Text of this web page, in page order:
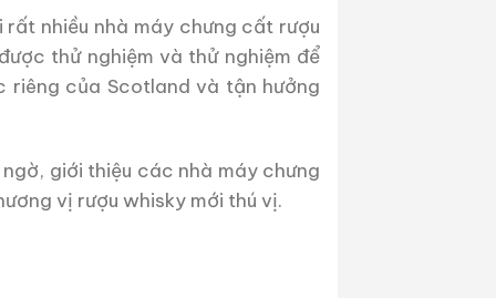
nhiều nhà máy chưng cất rượu
thử nghiệm và thử nghiệm để
riêng của Scotland và tận hưởng
giới thiệu các nhà máy chưng
vị rượu whisky mới thú vị.